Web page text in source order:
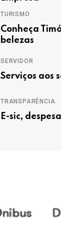
TURISMO
Conheça
belezas
SERVIDOR
Serviços aos
TRANSPARÊNCIA
E-sic,